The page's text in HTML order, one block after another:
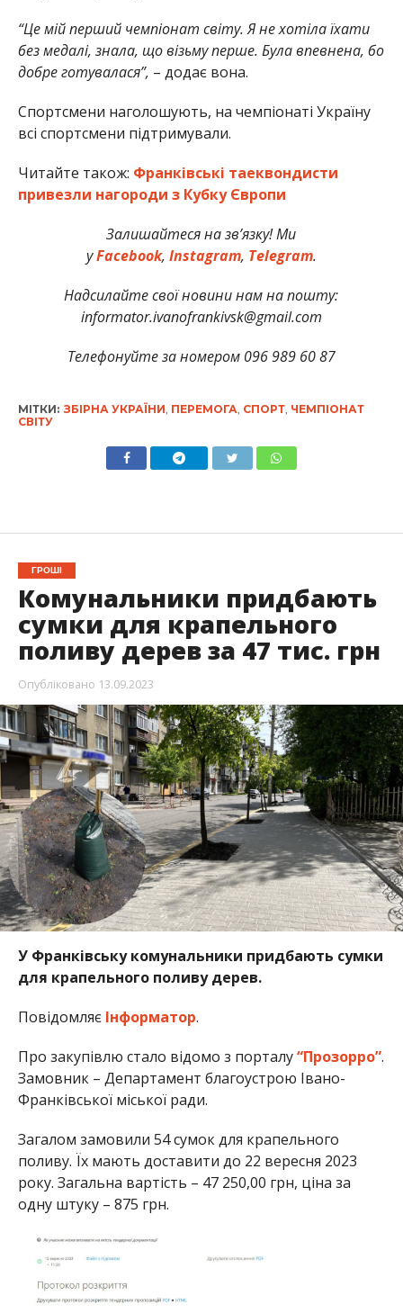
“Це мій перший чемпіонат світу. Я не хотіла їхати
без медалі, знала, що візьму перше. Була впевнена, бо
добре готувалася”, – додає вона.
Спортсмени наголошують, на чемпіонаті Україну
всі спортсмени підтримували.
Читайте також: Франківські таеквондисти
привезли нагороди з Кубку Європи
Залишайтеся на зв’язку! Ми
уFacebook, Instagram, Telegram.
Надсилайте свої новини нам на пошту:
informator.ivanofrankivsk@gmail.com
Телефонуйте за номером 096 989 60 87
МІТКИ: ЗБІРНА УКРАЇНИ ПЕРЕМОГА СПОРТ, ЧЕМПІОНАТ
СВІТУ
ГРОШІ
Комунальники придбають
сумки для крапельного
поливу дерев за 47 тис. грн
Опубліковано 13.09.2023
У Франківську комунальники придбають сумки
для крапельного поливу дерев.
Повідомляє Інформатор.
Про закупівлю стало відомо з порталу“Прозорро”.
Замовник – Департамент благоустрою Івано-
Франківської міської ради.
Загалом замовили 54 сумок для крапельного
поливу. Їх мають доставити до 22 вересня 2023
року. Загальна вартість – 47 250,00 грн, ціна за
одну штуку – 875 грн.